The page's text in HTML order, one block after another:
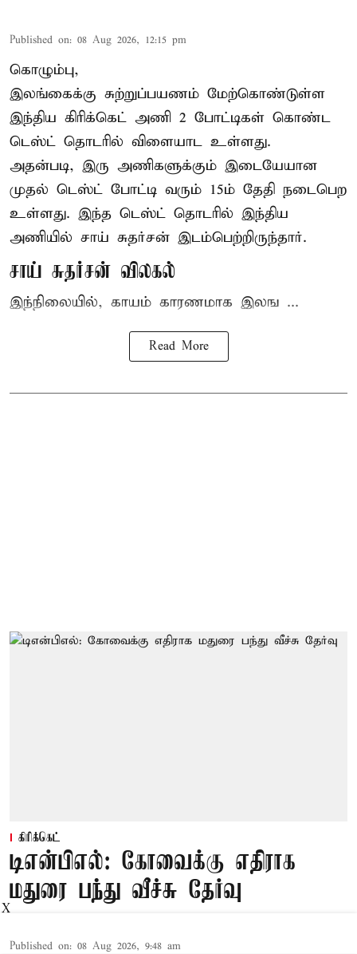
Published on: 08 Aug 2026, 12:15 pm
கொழும்பு,
இலங்கைக்கு சுற்றுப்பயணம் மேற்கொண்டுள்ள
இந்திய கிரிக்கெட் அணி 2 போட்டிகள் கொண்ட
டெஸ்ட் தொடரில் விளையாட உள்ளது.
அதன்படி, இரு அணிகளுக்கும் இடையேயான
முதல் டெஸ்ட் போட்டி வரும் 15ம் தேதி நடைபெற
உள்ளது. இந்த டெஸ்ட் தொடரில் இந்திய
அணியில் சாய் சுதர்சன் இடம்பெற்றிருந்தார்.
சாய் சுதர்சன் விலகல்
இந்நிலையில், காயம் காரணமாக இலங ...
Read More
கிரிக்கெட்
டிஎன்பிஎல்: கோவைக்கு எதிராக
மதுரை பந்து வீச்சு தேர்வு
Published on: 08 Aug 2026, 9:48 am
X